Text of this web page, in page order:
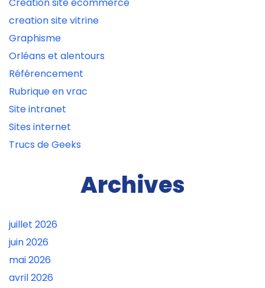
Creation site ecommerce
creation site vitrine
Graphisme
Orléans et alentours
Référencement
Rubrique en vrac
Site intranet
Sites internet
Trucs de Geeks
Archives
juillet 2026
juin 2026
mai 2026
avril 2026